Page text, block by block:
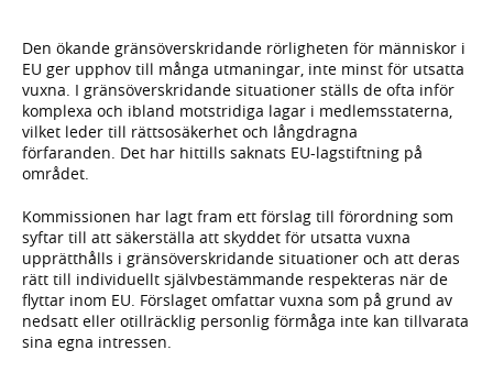
Den ökande gräns­över­skridande rörligheten för människor i
EU ger upphov till många utmaningar, inte minst för utsatta
vuxna. I gräns­över­skridande situationer ställs de ofta inför
komplexa och ibland mot­stridiga lagar i medlems­staterna,
vilket leder till rätts­osäkerhet och lång­dragna
förfaranden. Det har hittills saknats EU-lagstift­ning på
området.
Kommissionen har lagt fram ett förslag till förord­ning som
syftar till att säker­ställa att skyddet för utsatta vuxna
upprätthålls i gräns­över­skridande situationer och att deras
rätt till indivi­duellt själv­bestäm­mande respek­teras när de
flyttar inom EU. Förslaget omfattar vuxna som på grund av
nedsatt eller otill­räcklig personlig förmåga inte kan tillvarata
sina egna intressen.